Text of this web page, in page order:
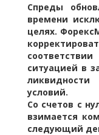
Спреды
времени
целях.
ситуацией в
условий.
Со счетов с
взимается
следующий